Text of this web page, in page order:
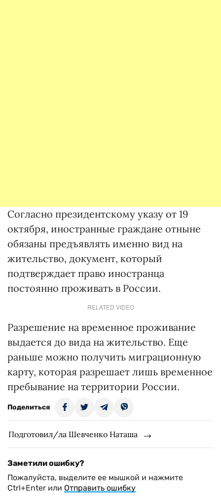
Согласно президентскому указу от 19
октября, иностранные граждане отныне
обязаны предъявлять именно вид на
жительство, документ, который
подтверждает право иностранца
постоянно проживать в России.
RELATED VIDEO
Разрешение на временное проживание
выдается до вида на жительство. Еще
раньше можно получить миграционную
карту, которая разрешает лишь временное
пребывание на территории России.
Поделиться
Подготовил/ла Шевченко Наташа
Заметили ошибку?
Пожалуйста, выделите ее мышкой и нажмите
Ctrl+Enter или Отправить ошибку